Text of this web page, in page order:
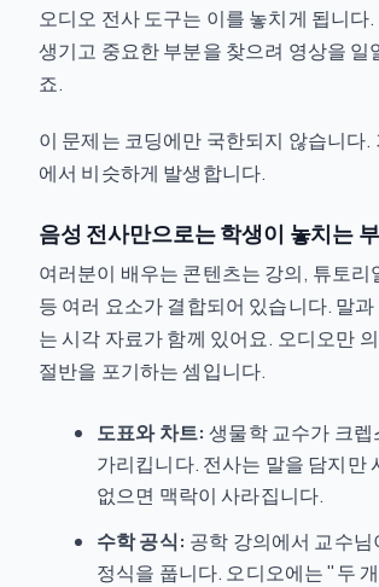
오디오 전사 도구는 이를 놓치게 됩니다
생기고 중요한 부분을 찾으려 영상을 일
죠.
이 문제는 코딩에만 국한되지 않습니다.
에서 비슷하게 발생합니다.
음성 전사만으로는 학생이 놓치는
여러분이 배우는 콘텐츠는 강의, 튜토리
등 여러 요소가 결합되어 있습니다. 말
는 시각 자료가 함께 있어요. 오디오만
절반을 포기하는 셈입니다.
도표와 차트: 생물학 교수가 크렙
가리킵니다. 전사는 말을 담지만
없으면 맥락이 사라집니다.
수학 공식: 공학 강의에서 교수
정식을 풉니다. 오디오에는 "두